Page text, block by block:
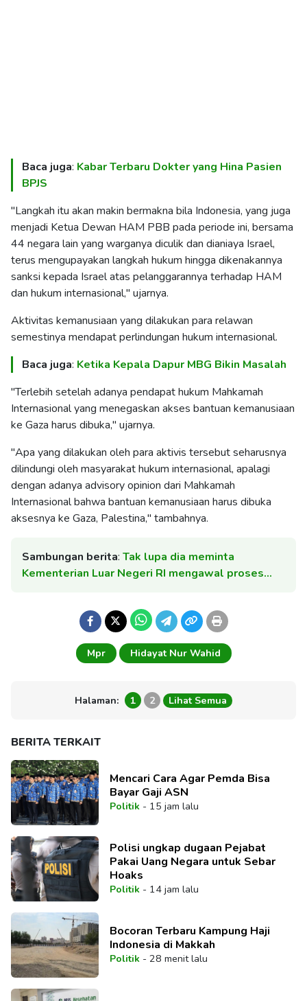
Baca juga: Kabar Terbaru Dokter yang Hina Pasien
BPJS
"Langkah itu akan makin bermakna bila Indonesia, yang juga
menjadi Ketua Dewan HAM PBB pada periode ini, bersama
44 negara lain yang warganya diculik dan dianiaya Israel,
terus mengupayakan langkah hukum hingga dikenakannya
sanksi kepada Israel atas pelanggarannya terhadap HAM
dan hukum internasional," ujarnya.
Aktivitas kemanusiaan yang dilakukan para relawan
semestinya mendapat perlindungan hukum internasional.
Baca juga: Ketika Kepala Dapur MBG Bikin Masalah
"Terlebih setelah adanya pendapat hukum Mahkamah
Internasional yang menegaskan akses bantuan kemanusiaan
ke Gaza harus dibuka," ujarnya.
"Apa yang dilakukan oleh para aktivis tersebut seharusnya
dilindungi oleh masyarakat hukum internasional, apalagi
dengan adanya advisory opinion dari Mahkamah
Internasional bahwa bantuan kemanusiaan harus dibuka
aksesnya ke Gaza, Palestina," tambahnya.
Sambungan berita: Tak lupa dia meminta
Kementerian Luar Negeri RI mengawal proses…
Mpr Hidayat Nur Wahid
Halaman: 1 2 Lihat Semua
BERITA TERKAIT
Mencari Cara Agar Pemda Bisa
Bayar Gaji ASN
Politik- 15 jam lalu
Polisi ungkap dugaan Pejabat
Pakai Uang Negara untuk Sebar
Hoaks
Politik- 14 jam lalu
Bocoran Terbaru Kampung Haji
Indonesia di Makkah
Politik- 28 menit lalu